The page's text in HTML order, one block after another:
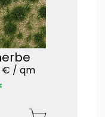
€ / qm